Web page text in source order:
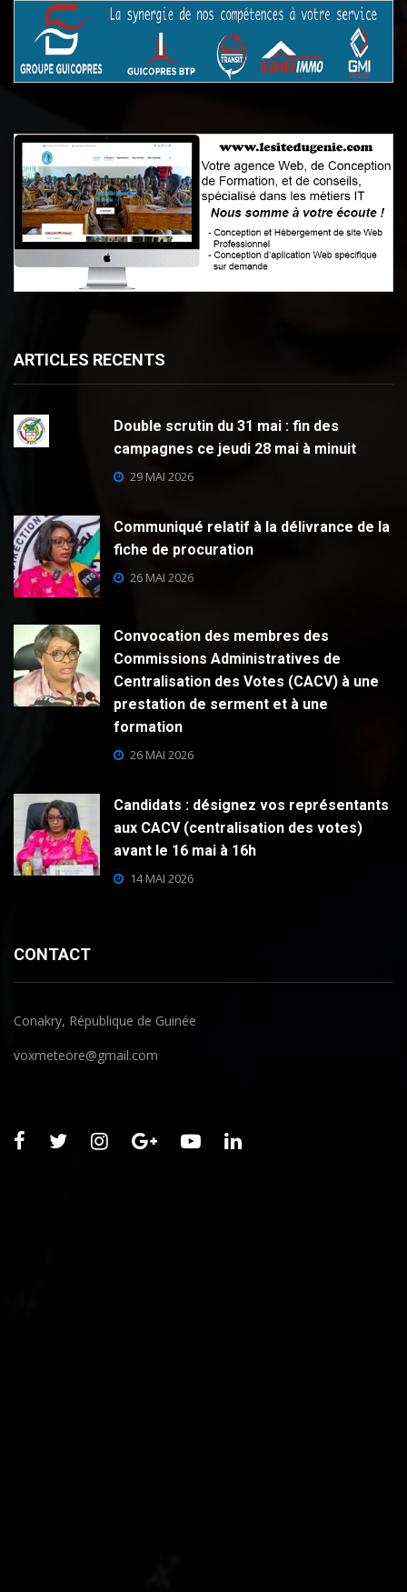
ARTICLES RECENTS
Double scrutin du 31 mai : fin des
campagnes ce jeudi 28 mai à minuit
29 MAI 2026
Communiqué relatif à la délivrance de la
fiche de procuration
26 MAI 2026
Convocation des membres des
Commissions Administratives de
Centralisation des Votes (CACV) à une
prestation de serment et à une
formation
26 MAI 2026
Candidats : désignez vos représentants
aux CACV (centralisation des votes)
avant le 16 mai à 16h
14 MAI 2026
CONTACT
Conakry, République de Guinée
voxmeteore@gmail.com